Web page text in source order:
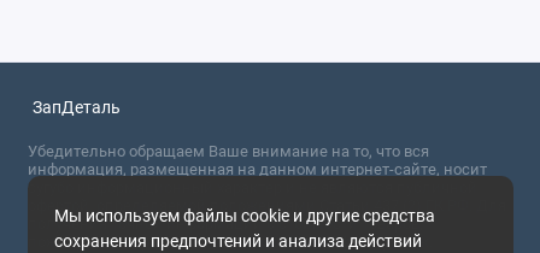
Мы используем файлы cookie и другие средства
сохранения предпочтений и анализа действий
ЗапДеталь
Убедительно обращаем Ваше внимание на то, что вся
информация, размещенная на данном интернет-сайте, носит
сугубо информационный характер и не являются публичной
офертой, определяемой положениями Статьи 437 (2) ГК РФ. Для
получения точной информации о стоимости товаров,
пожалуйста, обращайтесь в ближайший офис продаж.